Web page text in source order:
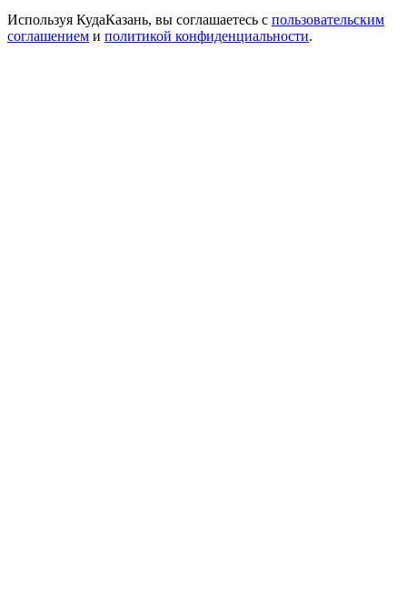
Используя КудаКазань, вы соглашаетесь с пользовательским
соглашением и политикой конфиденциальности.